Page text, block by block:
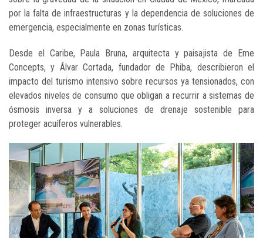
por la falta de infraestructuras y la dependencia de soluciones de
emergencia, especialmente en zonas turísticas.
Desde el Caribe, Paula Bruna, arquitecta y paisajista de Eme
Concepts, y Álvar Cortada, fundador de Phiba, describieron el
impacto del turismo intensivo sobre recursos ya tensionados, con
elevados niveles de consumo que obligan a recurrir a sistemas de
ósmosis inversa y a soluciones de drenaje sostenible para
proteger acuíferos vulnerables.